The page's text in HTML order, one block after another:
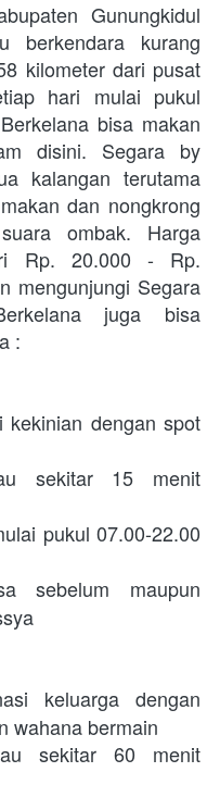
Gunungkidul
berkendara kurang
kilometer dari pusat
hari mulai pukul
bisa makan
disini. Segara by
kalangan terutama
dan nongkrong
ombak. Harga
Rp. 20.000 - Rp.
mengunjungi Segara
juga bisa
:
kekinian dengan spot
sekitar 15 menit
pukul 07.00-22.00
sebelum maupun
keluarga dengan
wahana bermain
sekitar 60 menit